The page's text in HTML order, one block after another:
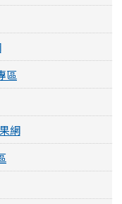
區
網